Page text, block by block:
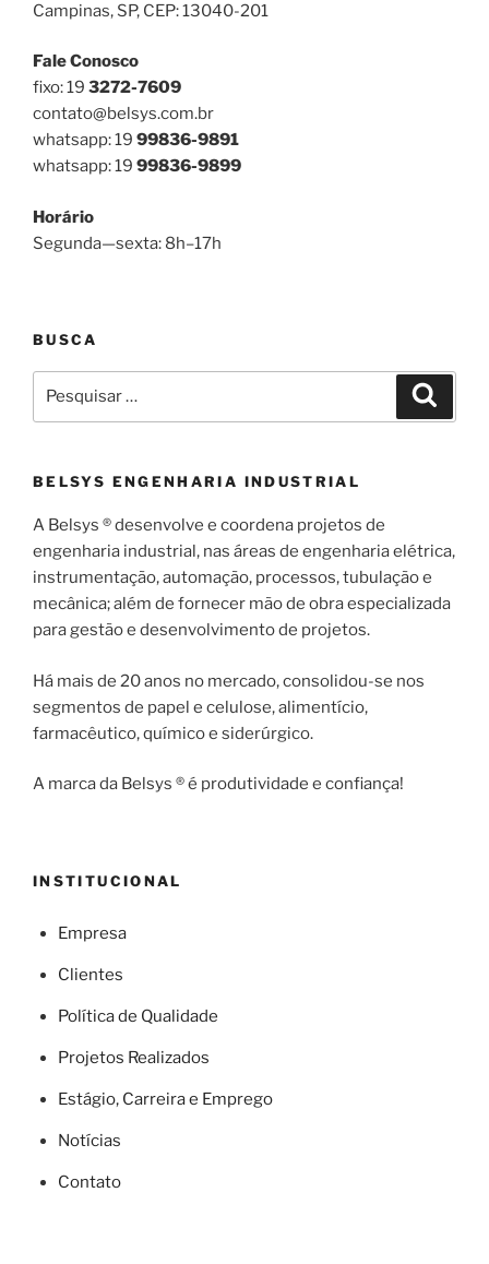
Campinas, SP, CEP: 13040-201
Fale Conosco
fixo: 19 3272-7609
contato@belsys.com.br
whatsapp: 19 99836-9891
whatsapp: 19 99836-9899
Horário
Segunda—sexta: 8h–17h
BUSCA
por:
BELSYS ENGENHARIA INDUSTRIAL
A Belsys ® desenvolve e coordena projetos de
engenharia industrial, nas áreas de engenharia elétrica,
instrumentação, automação, processos, tubulação e
mecânica; além de fornecer mão de obra especializada
para gestão e desenvolvimento de projetos.
Há mais de 20 anos no mercado, consolidou-se nos
segmentos de papel e celulose, alimentício,
farmacêutico, químico e siderúrgico.
A marca da Belsys ® é produtividade e confiança!
INSTITUCIONAL
Empresa
Clientes
Política de Qualidade
Projetos Realizados
Estágio, Carreira e Emprego
Notícias
Contato